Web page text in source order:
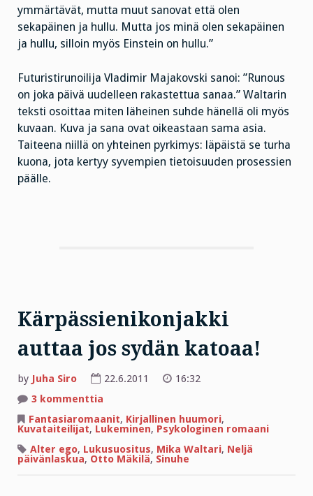
ymmärtävät, mutta muut sanovat että olen
sekapäinen ja hullu. Mutta jos minä olen sekapäinen
ja hullu, silloin myös Einstein on hullu.”
Futuristirunoilija Vladimir Majakovski sanoi: ”Runous
on joka päivä uudelleen rakastettua sanaa.” Waltarin
teksti osoittaa miten läheinen suhde hänellä oli myös
kuvaan. Kuva ja sana ovat oikeastaan sama asia.
Taiteena niillä on yhteinen pyrkimys: läpäistä se turha
kuona, jota kertyy syvempien tietoisuuden prosessien
päälle.
Kärpässienikonjakki
auttaa jos sydän katoaa!
by Juha Siro 22.6.2011
16:32
3 kommenttia
auttaa
jos
katoaa!
Fantasiaromaanit, Kirjallinen huumori,
Kuvataiteilijat, Lukeminen, Psykologinen romaani
Alter ego, Lukusuositus, Mika Waltari, Neljä
päivänlaskua, Otto Mäkilä, Sinuhe